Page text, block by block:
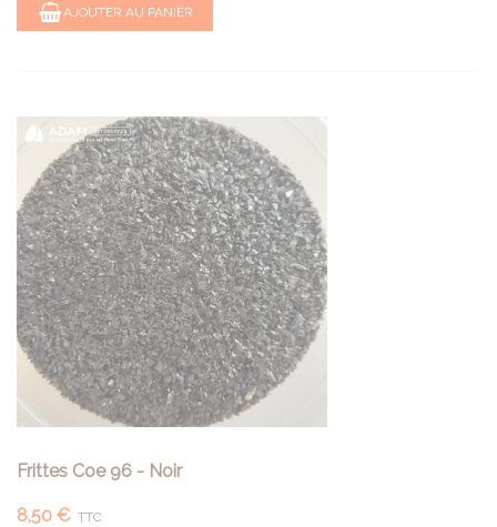
AJOUTER AU PANIER
Frittes Coe 96 - Noir
8,50 € TTC